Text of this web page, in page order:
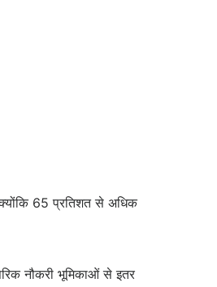
65 प्रतिशत से अधिक
नौकरी भूमिकाओं से इतर